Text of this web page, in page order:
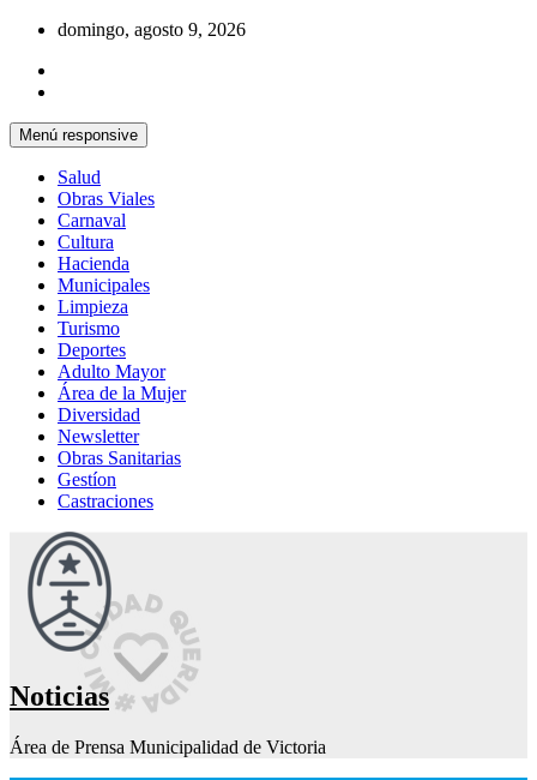
Saltar
contenido
domingo, agosto 9, 2026
Menú responsive
Salud
Obras Viales
Carnaval
Cultura
Hacienda
Municipales
Limpieza
Turismo
Deportes
Adulto Mayor
Área de la Mujer
Diversidad
Newsletter
Obras Sanitarias
Gestíon
Castraciones
Noticias
Área de Prensa Municipalidad de Victoria